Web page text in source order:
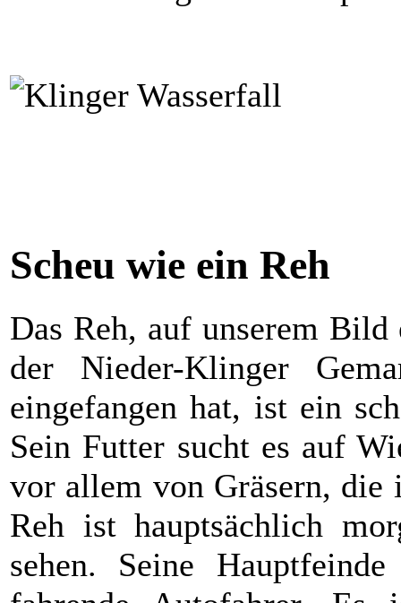
Scheu wie ein Reh
Das Reh, auf unserem
der Nieder-Klinger
eingefangen hat, ist ein
Sein Futter sucht es auf
vor allem von Gräsern, die
Reh ist hauptsächlich
sehen. Seine